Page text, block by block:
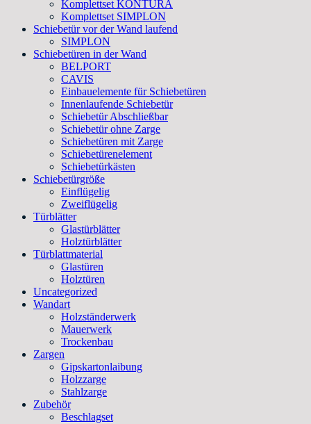
Komplettset KONTURA
Komplettset SIMPLON
Schiebetür vor der Wand laufend
SIMPLON
Schiebetüren in der Wand
BELPORT
CAVIS
Einbauelemente für Schiebetüren
Innenlaufende Schiebetür
Schiebetür Abschließbar
Schiebetür ohne Zarge
Schiebetüren mit Zarge
Schiebetürenelement
Schiebetürkästen
Schiebetürgröße
Einflügelig
Zweiflügelig
Türblätter
Glastürblätter
Holztürblätter
Türblattmaterial
Glastüren
Holztüren
Uncategorized
Wandart
Holzständerwerk
Mauerwerk
Trockenbau
Zargen
Gipskartonlaibung
Holzzarge
Stahlzarge
Zubehör
Beschlagset